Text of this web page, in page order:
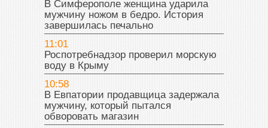
В Симферополе женщина ударила
мужчину ножом в бедро. История
завершилась печально
11:01
Роспотребнадзор проверил морскую
воду в Крыму
10:58
В Евпатории продавщица задержала
мужчину, который пытался
обворовать магазин